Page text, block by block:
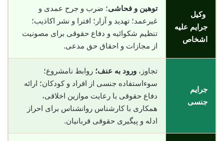
وکیل
جرایم علیه
اشخاص
توهین و فحاشی؛ ضرب و جرح عمدی و
غیرعمد؛ تهدید و آزار؛ افترا و نشر اکاذیب؛
تنظیم شکوائیه و دفاع حقوقی برای مصونیت
از مجازات و احقاق حق مدعی.
جرایم
جنسی
تجاوز، ورود به عنف؛ روابط نامشروع؛
سوءاستفاده جنسی از افراد و کودکان؛ ارائه
دفاع حقوقی با رعایت موازین اخلاقی،
همکاری با کارشناس روانشناس برای احراز
ادله و پیگیری حقوقی قربانیان.